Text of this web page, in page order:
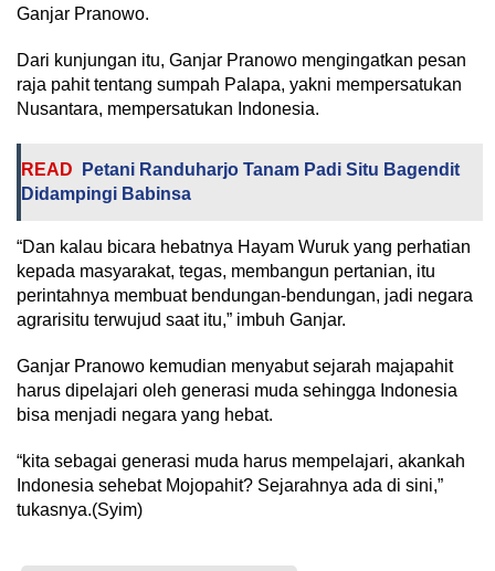
Ganjar Pranowo.
Dari kunjungan itu, Ganjar Pranowo mengingatkan pesan
raja pahit tentang sumpah Palapa, yakni mempersatukan
Nusantara, mempersatukan Indonesia.
READ
Petani Randuharjo Tanam Padi Situ Bagendit
Didampingi Babinsa
“Dan kalau bicara hebatnya Hayam Wuruk yang perhatian
kepada masyarakat, tegas, membangun pertanian, itu
perintahnya membuat bendungan-bendungan, jadi negara
agrarisitu terwujud saat itu,” imbuh Ganjar.
Ganjar Pranowo kemudian menyabut sejarah majapahit
harus dipelajari oleh generasi muda sehingga Indonesia
bisa menjadi negara yang hebat.
“kita sebagai generasi muda harus mempelajari, akankah
Indonesia sehebat Mojopahit? Sejarahnya ada di sini,”
tukasnya.(Syim)